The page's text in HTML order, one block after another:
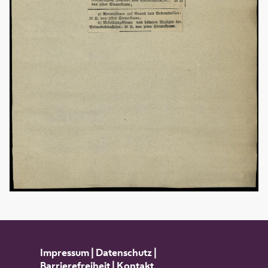
Impressum| Datenschutz|